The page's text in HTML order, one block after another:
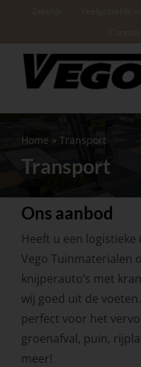
Home » Transport
Transport
Ons aanbod
Heeft u een
Vego Tuinmaterialen
knijperauto’s met
wij goed uit de
perfect voor het
groenafval, puin,
meer!